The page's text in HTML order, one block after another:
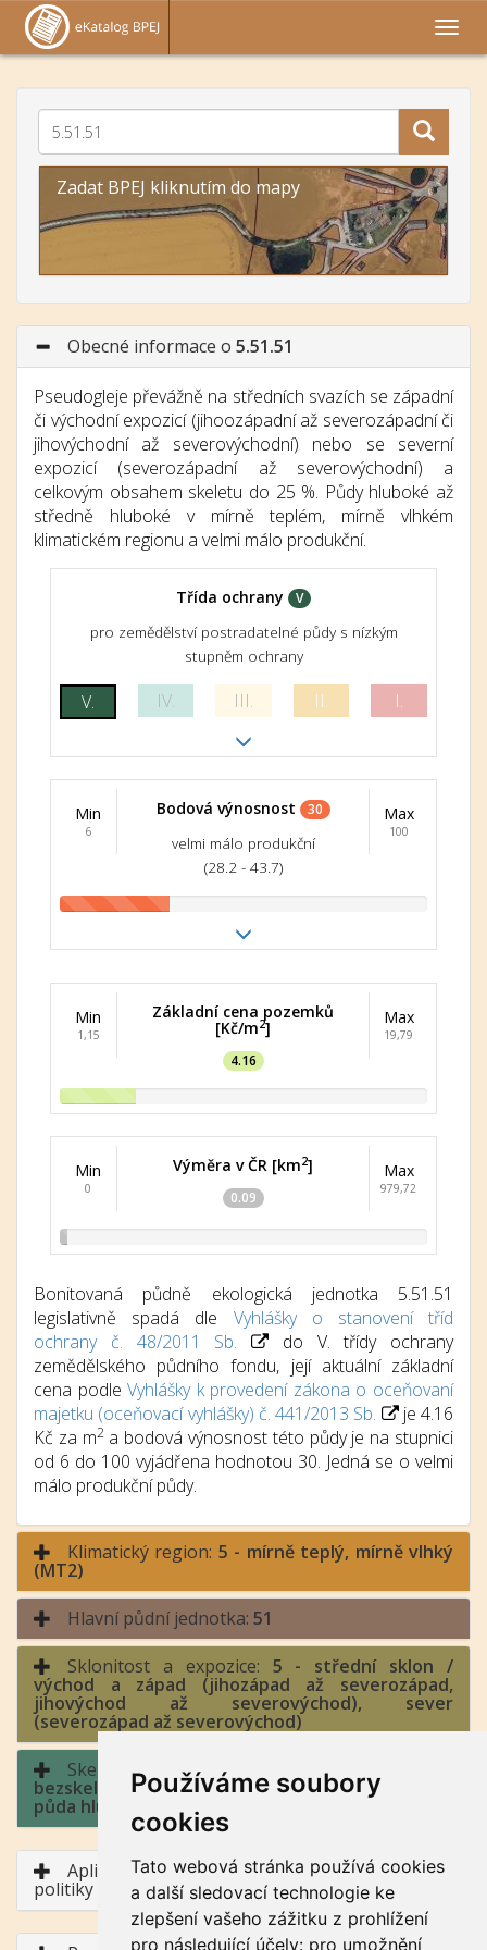
Používáme soubory
cookies
Tato webová stránka používá cookies
a další sledovací technologie ke
zlepšení vašeho zážitku z prohlížení
pro následující účely: pro umožnění
Zadat BPEJ kliknutím do mapy
Obecné informace o 5.51.51
Pseudogleje převážně na středních svazích se západní
či východní expozicí (jihoozápadní až severozápadní či
jihovýchodní až severovýchodní) nebo se severní
expozicí (severozápadní až severovýchodní) a
celkovým obsahem skeletu do 25 %. Půdy hluboké až
středně hluboké v mírně teplém, mírně vlhkém
klimatickém regionu a velmi málo produkční.
Třída ochrany V
pro zemědělství postradatelné půdy s nízkým
stupněm ochrany
V. IV. III. II. I.
Min
6
Bodová výnosnost 30
velmi málo produkční
(28.2 - 43.7)
Max
100
Min
1,15
Základní cena pozemků
[Kč/m2]
4.16
Max
19,79
Min
0
Výměra v ČR [km2]
0.09
Max
979,72
Bonitovaná půdně ekologická jednotka 5.51.51
legislativně spadá dle Vyhlášky o stanovení tříd
ochrany č. 48/2011 Sb.
do V. třídy ochrany
zemědělského půdního fondu, její aktuální základní
cena podleVyhlášky k provedení zákona o oceňovaní
majetku (oceňovací vyhlášky) č. 441/2013 Sb.
je 4.16
Kč za m2a bodová výnosnost této půdy je na stupnici
od 6 do 100 vyjádřena hodnotou 30. Jedná se o velmi
málo produkční půdy.
Klimatický region: 5 - mírně teplý, mírně vlhký
(MT2)
Hlavní půdní jednotka: 51
Sklonitost a expozice: 5 - střední sklon /
východ a západ (jihozápad až severozápad,
jihovýchod až severovýchod), sever
(severozápad až severovýchod)
Skeletovitost a hloubka půdy:
bezskeletovitá, s příměsí, slabě skeletovitá /
půda hluboká, půda středně hluboká
Aplikace BPEJ v rámci Společné zemědělské
politiky